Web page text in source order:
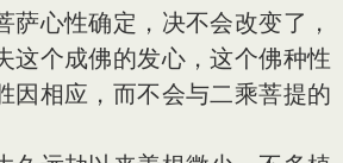
萨心性确定，决不会改变了，
这个成佛的发心，这个佛种性
因相应，而不会与二乘菩提的